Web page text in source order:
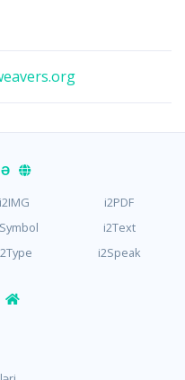
i2PDF
i2IMG
i2Text
i2Speak